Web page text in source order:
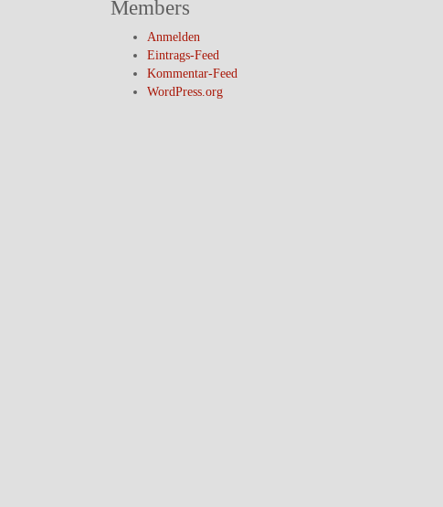
Members
Anmelden
Eintrags-Feed
Kommentar-Feed
WordPress.org